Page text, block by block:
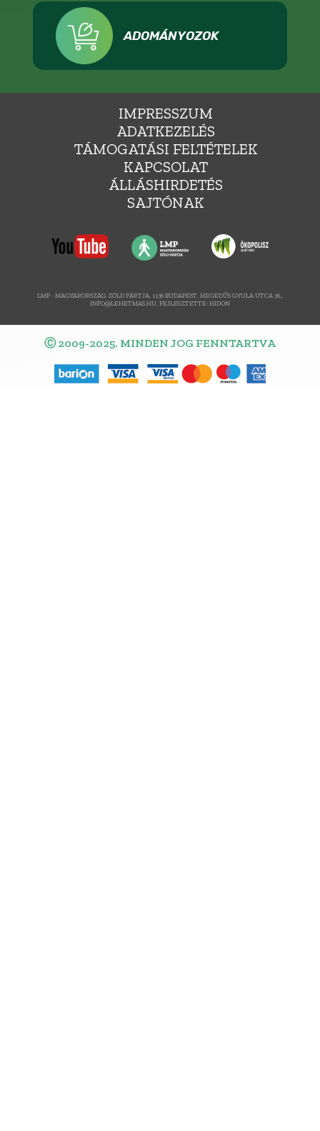
ADOMÁNYOZOK
IMPRESSZUM
ADATKEZELÉS
TÁMOGATÁSI FELTÉTELEK
KAPCSOLAT
ÁLLÁSHIRDETÉS
SAJTÓNAK
LMP - MAGYARORSZÁG ZÖLD PÁRTJA, 1136 BUDAPEST, HEGEDŰS GYULA UTCA 36.,
INFO@LEHETMAS.HU, FEJLESZTETTE:HIDON
Ⓒ 2009-2025. MINDEN JOG FENNTARTVA